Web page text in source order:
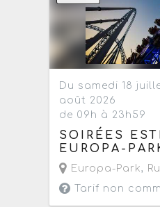
Du samedi 18
août 2026
de 09h à 23h59
SOIRÉES
EUROPA-
Europa-Park,
Tarif non